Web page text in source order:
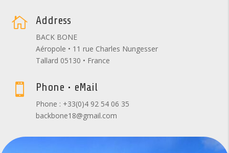
 Address
BACK BONE
Aéropole • 11 rue Charles Nungesser
Tallard 05130 • France
 Phone • eMail
Phone : +33(0)4 92 54 06 35
backbone18@gmail.com